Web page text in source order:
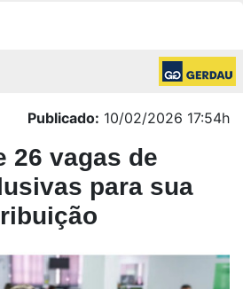
Publicado: 10/02/2026 17:54h
26 vagas de
para sua